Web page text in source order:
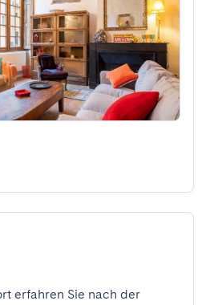
erfahren Sie nach der